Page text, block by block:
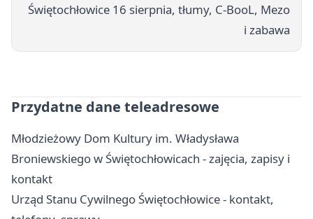
Świętochłowice 16 sierpnia, tłumy, C-BooL, Mezo
i zabawa
Przydatne dane teleadresowe
Młodzieżowy Dom Kultury im. Władysława
Broniewskiego w Świętochłowicach - zajęcia, zapisy i
kontakt
Urząd Stanu Cywilnego Świętochłowice - kontakt,